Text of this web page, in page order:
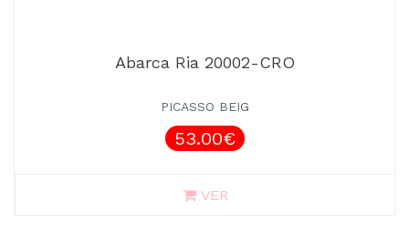
Abarca Ria 20002-CRO
PICASSO BEIG
53.00€
VER